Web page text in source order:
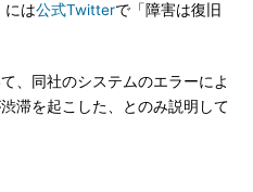
には公式Twitterで「障害は復旧
、同社のシステムのエラーによ
滞を起こした、とのみ説明して